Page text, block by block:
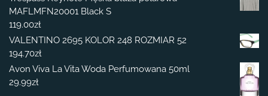
MAFLMFN20001 Black S
119.00zł
VALENTINO 2695 KOLOR 248 ROZMIAR 52
194.70zł
Avon Viva La Vita Woda Perfumowana 50ml
29.99zł